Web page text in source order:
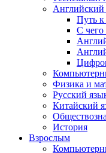
Английский
Путь к
С чего
Физика и
Русский
Китайский
История
Взрослым